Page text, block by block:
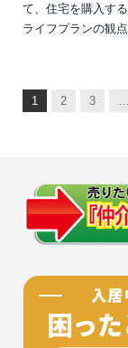
て、住宅を購入す
ライフプランの観
1 2 3